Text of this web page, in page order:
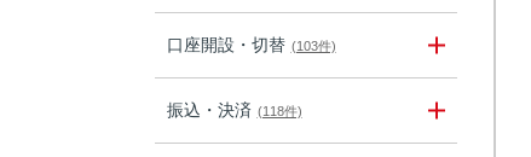
口座開設・切替 (103件)
振込・決済 (118件)